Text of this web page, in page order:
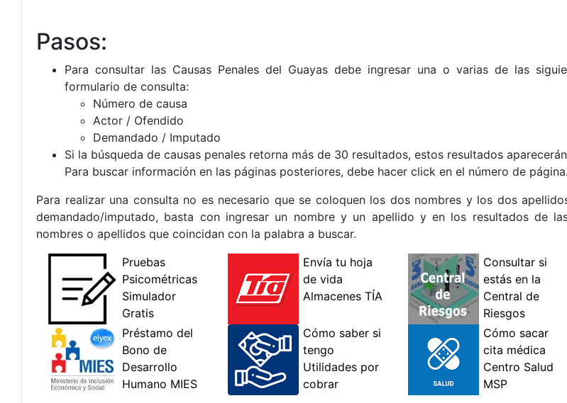
Pasos:
Para consultar las Causas Penales del Guayas debe ingresar una o varias de las
formulario de consulta:
Número de causa
Actor / Ofendido
Demandado / Imputado
Si la búsqueda de causas penales retorna más de 30 resultados, estos resultados
Para buscar información en las páginas posteriores, debe hacer click en el número de página.
Para realizar una consulta no es necesario que se coloquen los dos nombres y los dos
demandado/imputado, basta con ingresar un nombre y un apellido y en los resultados de
nombres o apellidos que coincidan con la palabra a buscar.